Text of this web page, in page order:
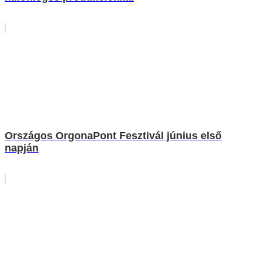
Országos OrgonaPont Fesztivál június első
napján